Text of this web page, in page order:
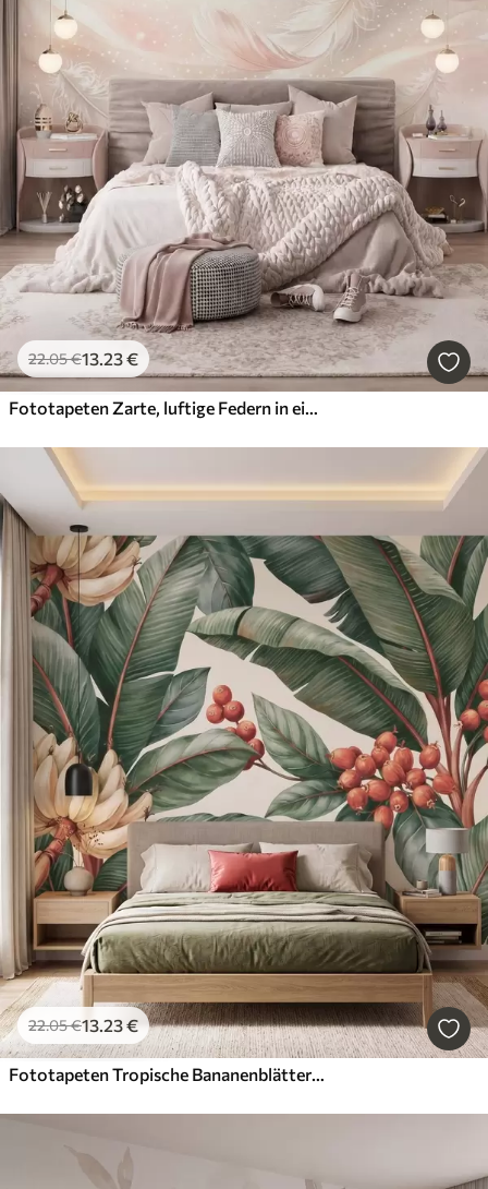
22.05€13.23€
Fototapeten Zarte, luftige Federn in einem pfirsichrosa Schimmer
22.05€13.23€
Fototapeten Tropische Bananenblätter mit Trauben roter Kaffeekirschen, im Aquarellstil